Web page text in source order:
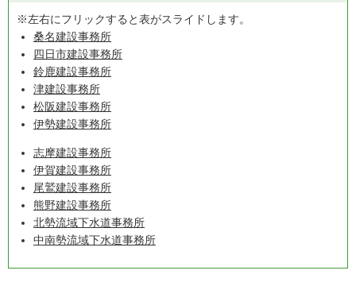
※左右にフリックすると表がスライドします。
桑名建設事務所
四日市建設事務所
鈴鹿建設事務所
津建設事務所
松阪建設事務所
伊勢建設事務所
志摩建設事務所
伊賀建設事務所
尾鷲建設事務所
熊野建設事務所
北勢流域下水道事務所
中南勢流域下水道事務所